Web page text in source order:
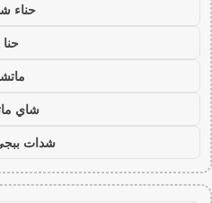
حناء
حنا
شاي
شدات